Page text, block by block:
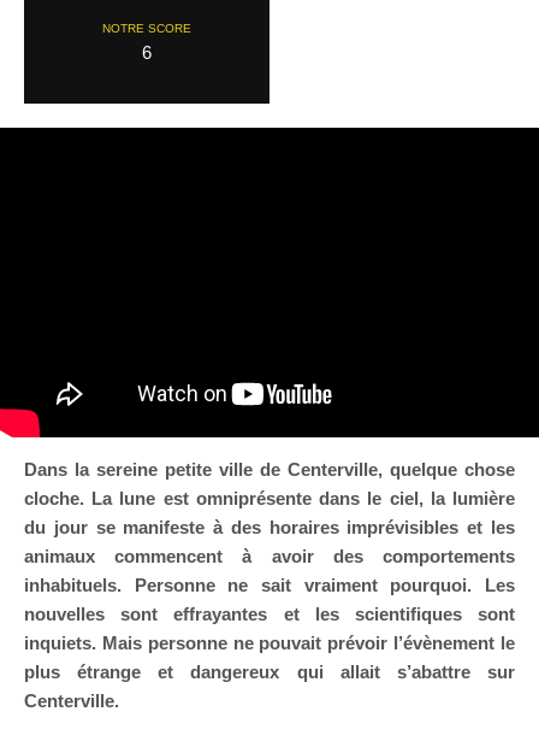
NOTRE SCORE
6
Dans la sereine petite ville de Centerville, quelque chose
cloche. La lune est omniprésente dans le ciel, la lumière
du jour se manifeste à des horaires imprévisibles et les
animaux commencent à avoir des comportements
inhabituels. Personne ne sait vraiment pourquoi. Les
nouvelles sont effrayantes et les scientifiques sont
inquiets. Mais personne ne pouvait prévoir l’évènement le
plus étrange et dangereux qui allait s’abattre sur
Centerville.